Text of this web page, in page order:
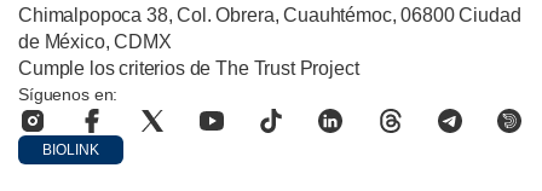
Chimalpopoca 38, Col. Obrera, Cuauhtémoc, 06800 Ciudad
de México, CDMX
Cumple los criterios de The Trust Project
Síguenos en:
BIOLINK